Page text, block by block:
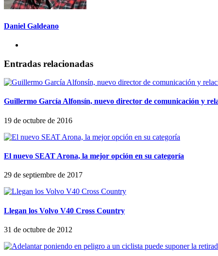
Daniel Galdeano
Entradas relacionadas
Guillermo García Alfonsín, nuevo director de comunicación y
19 de octubre de 2016
El nuevo SEAT Arona, la mejor opción en su categoría
29 de septiembre de 2017
Llegan los Volvo V40 Cross Country
31 de octubre de 2012